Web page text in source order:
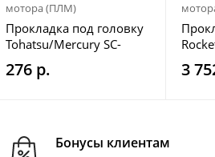
мотора (ПЛМ)
Прокладка под головку
Tohatsu/Mercury SC-
GS301
276 р. 3
Бонусы клиентам